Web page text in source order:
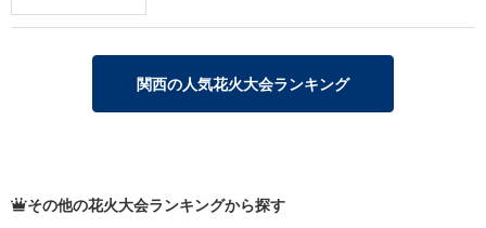
関西の人気花火大会ランキング
その他の花火大会ランキングから探す